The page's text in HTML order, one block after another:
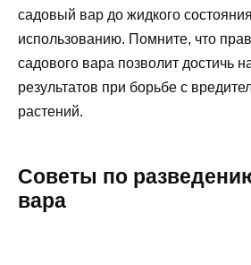
садовый вар до жидкого
использованию. Помните, что
садового вара позволит достичь
результатов при борьбе с
растений.
Советы по
вара